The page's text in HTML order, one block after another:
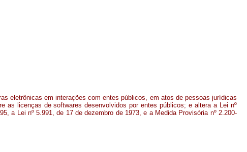
eletrônicas em interações com entes públicos, em atos de pessoas jurídicas
as licenças de softwares desenvolvidos por entes públicos; e altera a Lei nº
a Lei nº 5.991, de 17 de dezembro de 1973, e a Medida Provisória nº 2.200-